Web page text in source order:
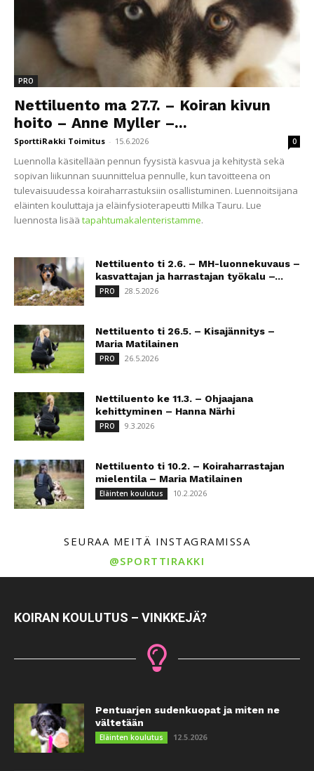
PRO
Nettiluento ma 27.7. – Koiran kivun
hoito – Anne Myller –...
SporttiRakki Toimitus - 15.6.2026 0
Luennolla käsitellään pennun fyysistä kasvua ja kehitystä sekä
sopivan liikunnan suunnittelua pennulle, kun tavoitteena on
tulevaisuudessa koiraharrastuksiin osallistuminen. Luennoitsijana
eläinten kouluttaja ja eläinfysioterapeutti Milka Tauru. Lue
luennosta lisää tapahtumakalenteristamme.
Nettiluento ti 2.6. – MH-luonnekuvaus –
kasvattajan ja harrastajan työkalu –...
PRO 28.5.2026
Nettiluento ti 26.5. – Kisajännitys –
Maria Matilainen
PRO 26.5.2026
Nettiluento ke 11.3. – Ohjaajana
kehittyminen – Hanna Närhi
PRO 9.3.2026
Nettiluento ti 10.2. – Koiraharrastajan
mielentila – Maria Matilainen
Eläinten koulutus 10.2.2026
SEURAA MEITÄ INSTAGRAMISSA
@SPORTTIRAKKI
KOIRAN KOULUTUS – VINKKEJÄ?
Pentuarjen sudenkuopat ja miten ne
vältetään
Eläinten koulutus 12.5.2026